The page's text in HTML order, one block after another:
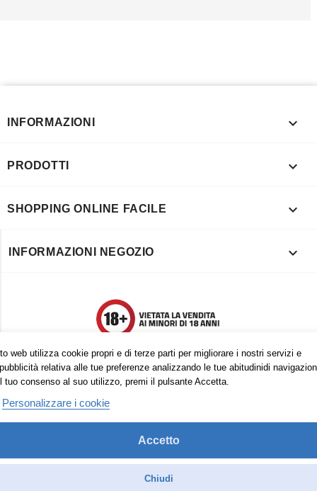
web utilizza cookie propri e di terze parti per migliorare i nostri servizi e
relativa alle tue preferenze analizzando le tue abitudinidi
tuo consenso al suo utilizzo, premi il pulsante Accetta.
Personalizzare i cookie
Accetto
Chiudi
INFORMAZIONI 
PRODOTTI 
SHOPPING ONLINE FACILE 
INFORMAZIONI NEGOZIO 
Trovaci anche su: